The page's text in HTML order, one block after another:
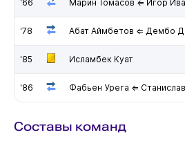
'66 Марин Томасов ⇐ Игор
'78 Абат Аймбетов ⇐ Дембо
'85 Исламбек Куат
'86 Фабьен Урега ⇐
Составы команд